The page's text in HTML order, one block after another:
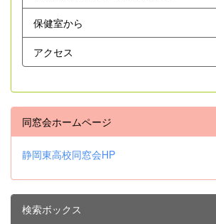
保健室から
アクセス
同窓会ホームページ
静岡東高校同窓会HP
検索ボックス